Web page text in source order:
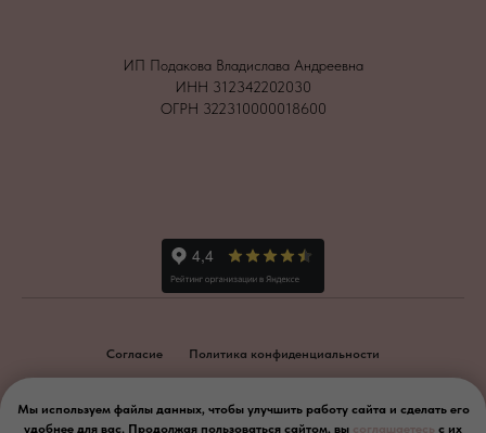
ИП Подакова Владислава Андреевна
ИНН 312342202030
ОГРН 322310000018600
Согласие Политика конфиденциальности
Мы используем файлы данных, чтобы улучшить работу сайта и сделать его
удобнее для вас. Продолжая пользоваться сайтом, вы соглашаетесь с их